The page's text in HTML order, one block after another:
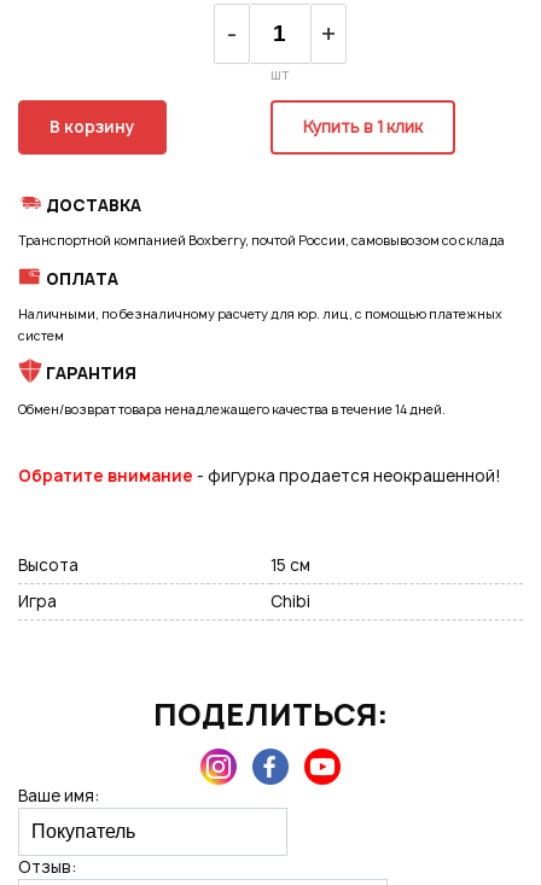
- +
шт
В корзину Купить в 1 клик
ДОСТАВКА
Транспортной компанией Boxberry, почтой России, самовывозом со склада
ОПЛАТА
Наличными, по безналичному расчету для юр. лиц, с помощью платежных
систем
ГАРАНТИЯ
Обмен/возврат товара ненадлежащего качества в течение 14 дней.
Обратите внимание - фигурка продается неокрашенной!
Высота
15 см
Игра
Chibi
ПОДЕЛИТЬСЯ:
Ваше имя:
Отзыв:
Подписаться на новые возможности